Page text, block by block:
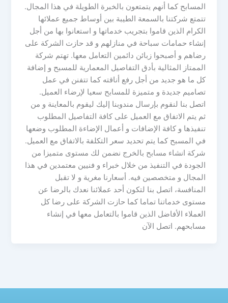
المسابح كما أنهم يتمتعون بالخبرة الطويلة في هذا المجال.
تتمتع شركتنا بالسمعة الطيبة بين أوساط جميع عملائها
الكرام الذين قاموا بتجريب خدماتها و استعانوا بها من أجل
إنشاء حمامات سباحة في منازلهم و قد حازت الشركة على
رضاهم و أصبحوا زبائن دائمين التعامل معها. تهتم شركة
الممتاز المثالية بأدق التفاصيل المعمارية للمسبح و إضافة
كل ما هو جديد من أجل رفع أناقته كما تتفنن في عمل
تصاميم جديدة و متميزة للمسابح سعيا لإرضاء العميل.
اتصل بنا لنقوم بإرسال مندوبنا إليك ليقوم بالمعاينة و من
ثم يتم الاتفاق مع العميل على كافة التفاصيل المطلوب
تنفيذها و كافة الإضافات و أعمال الإضاءة المطلوب وضعها
في المسبح كما يتم تحديد سعر التكلفة بالاتفاق مع العميل.
شركة انشاء مسابح بالخرج نضمن لك مستوى متميزا من
الجودة في التنفيذ من خلال خبراء و فنيين معتمدين في هذا
المجال و متخصصين فيه. أسعارنا مغرية و لا تقبل
المنافسة، اتصل بنا لتكون أحد عملائنا نعدك بالرضا عن
مستوى خدماتنا تماما كما حازت الشركة على رضا كل
العملاء الأفاضل الذين قاموا بالتعامل معها في إنشاء
مسابحهم. اتصل الآن